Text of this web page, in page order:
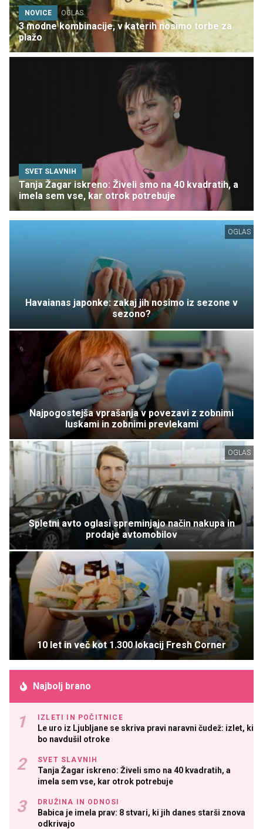
NOVICE OGLAS
3 modne kombinacije, v katerih nosimo torbe za
plažo
SVET SLAVNIH
Tanja Žagar iskreno: Živeli smo na 40 kvadratih, a
imela sem vse, kar otrok potrebuje
OGLAS
Havaianas japonke: zakaj jih nosimo iz sezone v
sezono?
Najpogostejša vprašanja v povezavi z zobnimi
luskami in zobnimi prevlekami
OGLAS
Spletni avto oglasi spreminjajo način nakupa in
prodaje avtomobilov
10 let in več kot 1.300 lokacij Fresh Corner
Najbolj brano
IZLETI IN POČITNICE
Le uro iz Ljubljane se skriva pravi naravni čudež: izlet, ki
bo navdušil otroke
SVET SLAVNIH
Tanja Žagar iskreno: Živeli smo na 40 kvadratih, a
imela sem vse, kar otrok potrebuje
DRUŽINA IN ODNOSI
Babica je imela prav: 8 stvari, ki jih danes starši znova
odkrivajo